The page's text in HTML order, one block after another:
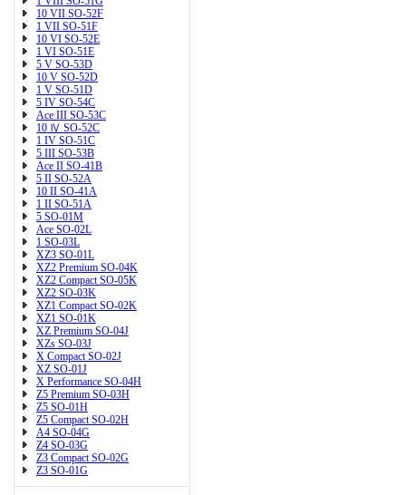
10 VII SO-52F
1 VII SO-51F
10 VI SO-52E
1 VI SO-51E
5 V SO-53D
10 V SO-52D
1 V SO-51D
5 IV SO-54C
Ace III SO-53C
10 Ⅳ SO-52C
1 IV SO-51C
5 III SO-53B
Ace II SO-41B
5 II SO-52A
10 II SO-41A
1 II SO-51A
5 SO-01M
Ace SO-02L
1 SO-03L
XZ3 SO-01L
XZ2 Premium SO-04K
XZ2 Compact SO-05K
XZ2 SO-03K
XZ1 Compact SO-02K
XZ1 SO-01K
XZ Premium SO-04J
XZs SO-03J
X Compact SO-02J
XZ SO-01J
X Performance SO-04H
Z5 Premium SO-03H
Z5 SO-01H
Z5 Compact SO-02H
A4 SO-04G
Z4 SO-03G
Z3 Compact SO-02G
Z3 SO-01G